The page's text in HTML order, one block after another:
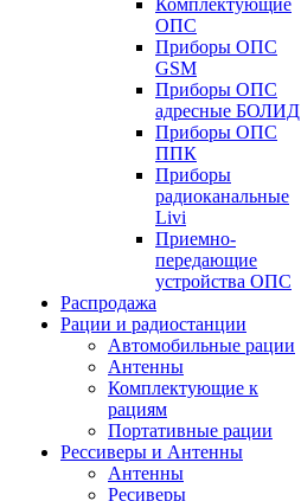
ОПС
Приборы ОПС
GSM
Приборы ОПС
адресные БОЛИД
Приборы ОПС
ППК
Приборы
радиоканальные
Livi
Приемно-
передающие
устройства ОПС
Распродажа
Рации и радиостанции
Автомобильные рации
Антенны
Комплектующие к
рациям
Портативные рации
Рессиверы и Антенны
Антенны
Ресиверы